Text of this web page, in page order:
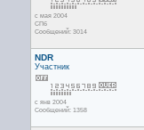
с мая 2004
СПб
Сообщений: 3014
NDR
Участник
с янв 2004
Сообщений: 1358